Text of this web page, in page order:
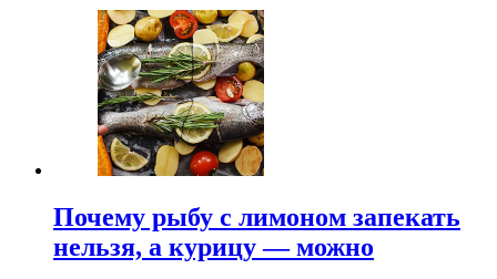
Почему рыбу с лимоном запекать
нельзя, а курицу — можно